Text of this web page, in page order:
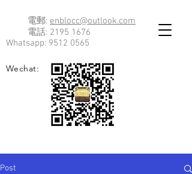
電郵: enblocc@outlook.com
電話: 2195 1676
Whatsapp: 9512 0565
Wechat:
Post